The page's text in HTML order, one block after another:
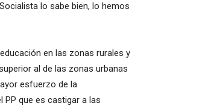
lo sabe bien, lo hemos
en las zonas rurales y
al de las zonas urbanas
esfuerzo de la
PP que es castigar a las